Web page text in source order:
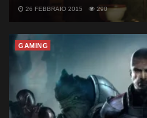
26 FEBBRAIO 2015 290
GAMING